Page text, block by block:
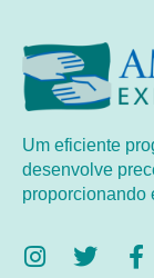
Um eficiente
desenvolve
proporcionando